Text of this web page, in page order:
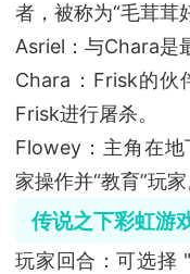
者，被称为“毛茸茸
Asriel：与Chara是
Chara：Frisk的伙
Frisk进行屠杀。
Flowey：主角在
家操作并“教育”玩家
传说之下彩虹游
玩家回合：可选择